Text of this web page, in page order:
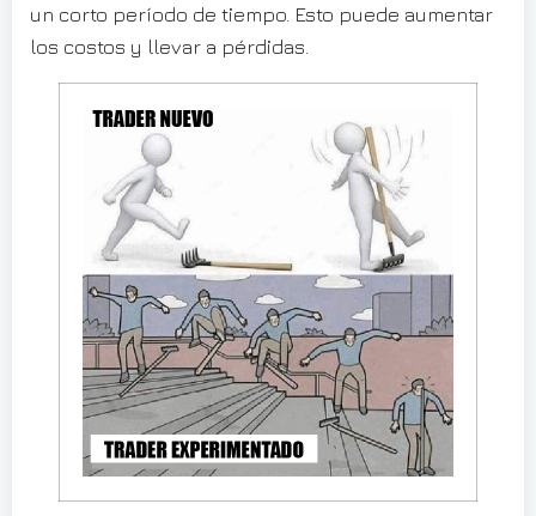
un corto período de tiempo. Esto puede aumentar
los costos y llevar a pérdidas.